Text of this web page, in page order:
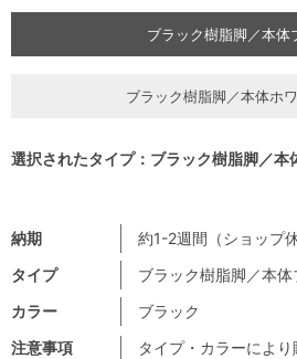
注意事項
タイプ・カラーによ
納期
約1-2週間（ショップ
タイプ
ブラック樹脂脚／本体
カラー
ブラック
ブラック樹脂脚／本体
ブラック樹脂脚／本体ホ
選択されたタイプ：ブラック樹脂脚／本